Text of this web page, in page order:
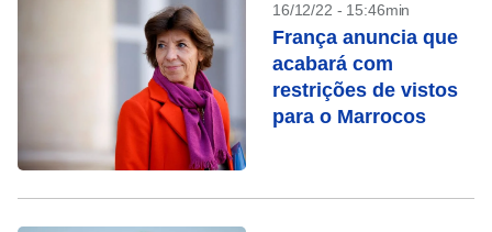
16/12/22 - 15:46min
França anuncia que
acabará com
restrições de vistos
para o Marrocos